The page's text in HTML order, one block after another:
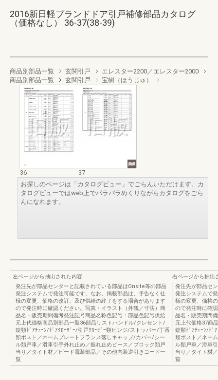
2016新日軽ブランドドア引戸補修部品カタログ
（価格なし） 36-37(38-39)
商品別部品一覧 玄関引戸
エレスター2200／エレスター2000
商品別部品一覧
玄関引戸 宝樹（ほうじゅ）
36
37
お探しのページは「カタログビュー」でごらんいただけます。カ
タログビューではweb上でパラパラめくりながらカタログをごら
んになれます。
左ページから抽出された内容
発注先が部品センターと記載されている部品はOnsite等の部品
発注システムで発注可能です。なお、掲載部品は、予告なく仕
様の変更、価格の改訂、及び供給の終了をする場合があります
ので発注時に確認ください。写真・イラスト（外観／寸法）商
品名・販売期間備考発注記号商品名称色記号：部品色記号供給
元上代価格商品別部品一覧36部品リストハンドル/クレセント/
錠類ﾄﾞｱﾁｪｰﾝ/ﾄﾞｱｸﾛｰｻﾞｰ/引戸ｸﾛｰｻﾞｰ類ヒンジ/ストッパー/丁番
類ポスト／ネームプレートフランス落しキャップ/カバー/シー
ル類戸車／滑車引手外れ止め／振れ止めピース／ブロック類戸
当り／タイト材／ビード電装部品／その他内装逆引きコード一
覧
右ページから抽出
発注先が部品セ
発注システムで
様の変更、価格
ので発注時に確
品名・販売期間
元上代価格37商
錠類ﾄﾞｱﾁｪｰﾝ/ﾄﾞ
類ポスト／ネー
ル類戸車／滑車
当り／タイト材
覧